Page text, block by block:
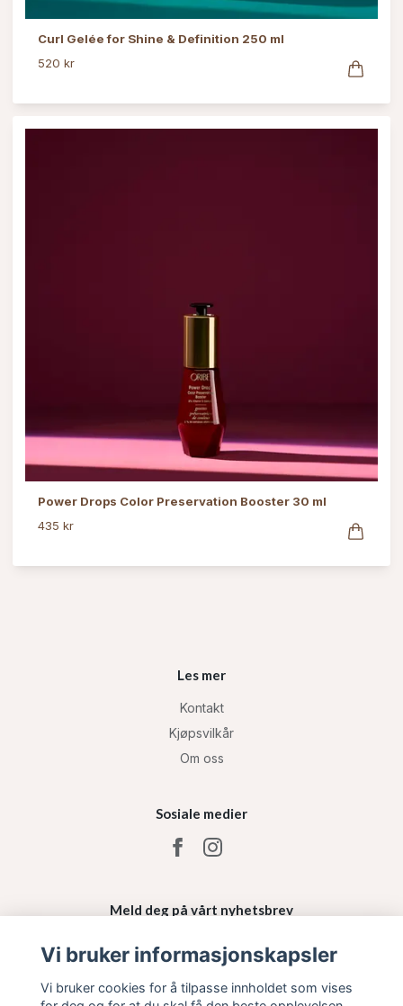
Curl Gelée for Shine & Definition 250 ml
520 kr
Power Drops Color Preservation Booster 30 ml
435 kr
Les mer
Kontakt
Kjøpsvilkår
Om oss
Sosiale medier
Meld deg på vårt nyhetsbrev
Påmelding
Vi bruker informasjonskapsler
Vi bruker cookies for å tilpasse innholdet som vises